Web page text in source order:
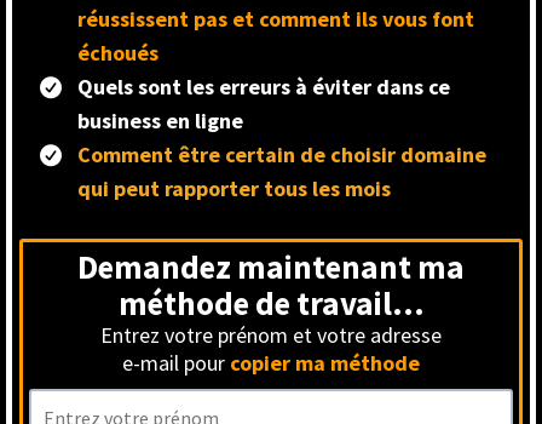
réussissent pas et comment ils vous font
échoués
Quels sont les erreurs à éviter dans ce
business en ligne
Comment être certain de choisir domaine
qui peut rapporter tous les mois
Demandez maintenant ma
méthode de travail...
Entrez votre prénom et votre adresse
e-mail pour copier ma méthode